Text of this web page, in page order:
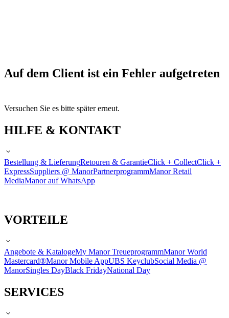
Auf dem Client ist ein Fehler aufgetreten
Versuchen Sie es bitte später erneut.
HILFE & KONTAKT
Bestellung & LieferungRetouren & GarantieClick + CollectClick +
ExpressSuppliers @ ManorPartnerprogrammManor Retail
MediaManor auf WhatsApp
VORTEILE
Angebote & KatalogeMy Manor TreueprogrammManor World
Mastercard®Manor Mobile AppUBS KeyclubSocial Media @
ManorSingles DayBlack FridayNational Day
SERVICES